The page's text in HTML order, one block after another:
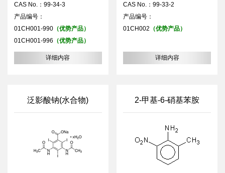
CAS No.：99-34-3
产品编号：
01CH001-990（优势产品）
01CH001-996 （优势产品）
详细内容
CAS No.：99-33-2
产品编号：
01CH002 （优势产品）
详细内容
泛影酸钠(水合物) 2-甲基-6-硝基苯胺